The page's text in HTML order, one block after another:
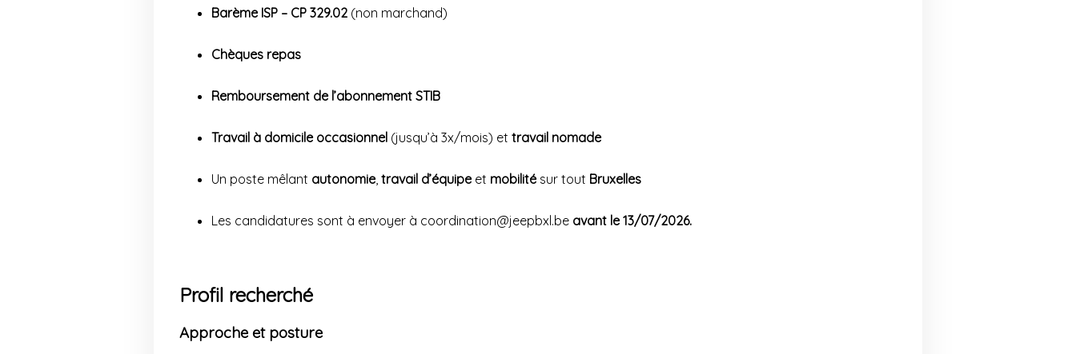
Barème ISP – CP 329.02 (non marchand)
Chèques repas
Remboursement de l’abonnement STIB
Travail à domicile occasionnel (jusqu’à 3x/mois) et travail nomade
Un poste mêlant autonomie, travail d’équipeet mobilitésur tout Bruxelles
Les candidatures sont à envoyer à coordination@jeepbxl.be avant le 13/07/2026.
Profil recherché
Approche et posture